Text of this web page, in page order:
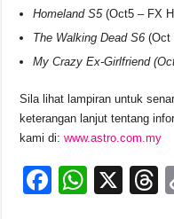
Homeland S5(Oct5 – FX
The Walking Dead S6(Oct
My Crazy Ex-Girlfriend
Sila lihat lampiran untuk
keterangan lanjut tentang
kami di:www.astro.com.my
F
W X